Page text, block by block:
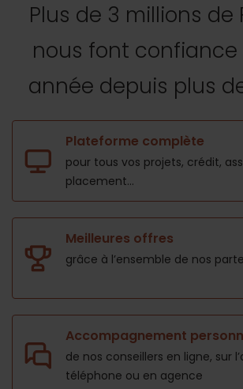
Plus de 3 millions de
nous font confiance
année depuis plus
Plateforme complète
pour tous vos projets, crédit,
placement...
Meilleures offres
grâce à l’ensemble de nos
Accompagnement
de nos conseillers en ligne, sur
téléphone ou en agence